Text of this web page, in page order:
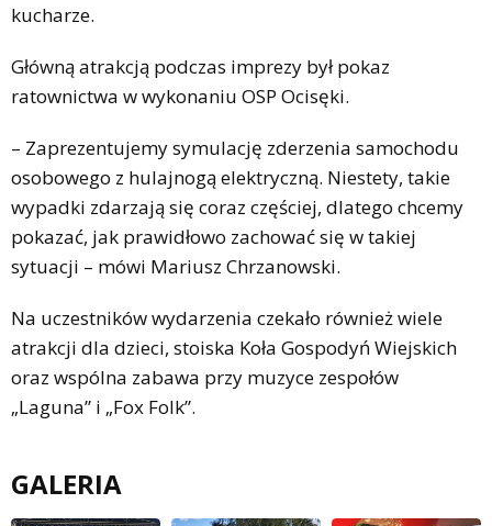
kucharze.
Główną atrakcją podczas imprezy był pokaz
ratownictwa w wykonaniu OSP Ocisęki.
– Zaprezentujemy symulację zderzenia samochodu
osobowego z hulajnogą elektryczną. Niestety, takie
wypadki zdarzają się coraz częściej, dlatego chcemy
pokazać, jak prawidłowo zachować się w takiej
sytuacji – mówi Mariusz Chrzanowski.
Na uczestników wydarzenia czekało również wiele
atrakcji dla dzieci, stoiska Koła Gospodyń Wiejskich
oraz wspólna zabawa przy muzyce zespołów
„Laguna” i „Fox Folk”.
GALERIA